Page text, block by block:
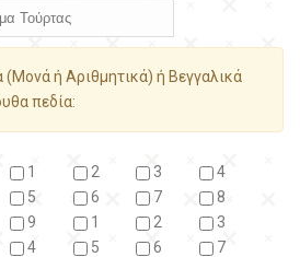
(Μονά ή Αριθμητικά) ή Βεγγαλικά
πεδία:
1 2 3
4
5
6 7
8
9
1 2
3
4
5 6
7